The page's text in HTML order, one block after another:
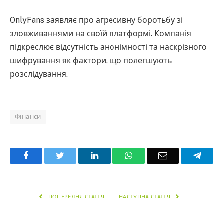
OnlyFans заявляє про агресивну боротьбу зі
зловживаннями на своїй платформі. Компанія
підкреслює відсутність анонімності та наскрізного
шифрування як фактори, що полегшують
розслідування.
Фінанси
Facebook LinkedInWhatsAppEmail
ПОПЕРЕДНЯ СТАТТЯ НАСТУПНА СТАТТЯ